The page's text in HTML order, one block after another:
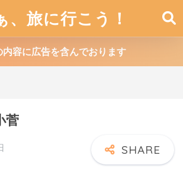
、旅に行こう！
内容に広告を含んでおります
菅